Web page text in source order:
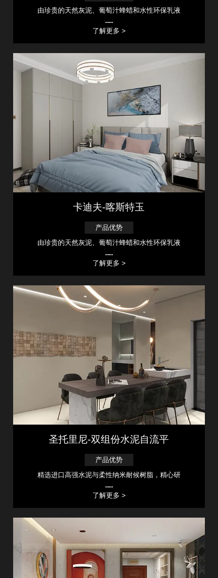
由珍贵的天然灰泥、葡萄汁蜂蜡和水性环保乳液
……
了解更多 >
卡迪夫-喀斯特玉
产品优势
由珍贵的天然灰泥、葡萄汁蜂蜡和水性环保乳液
……
了解更多 >
圣托里尼-双组份水泥自流平
产品优势
精选进口高强水泥与柔性纳米耐候树脂，精心研
……
了解更多 >